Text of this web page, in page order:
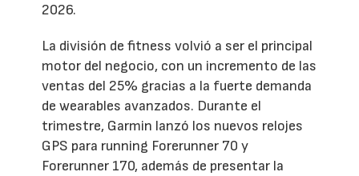
2026.
La división de fitness volvió a ser el principal
motor del negocio, con un incremento de las
ventas del 25% gracias a la fuerte demanda
de wearables avanzados. Durante el
trimestre, Garmin lanzó los nuevos relojes
GPS para running Forerunner 70 y
Forerunner 170, además de presentar la